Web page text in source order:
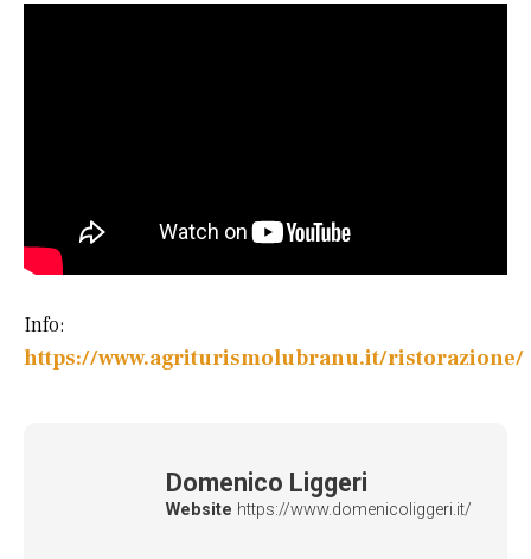
Info:
https://www.agriturismolubranu.it/ristorazione/
Domenico Liggeri
Website https://www.domenicoliggeri.it/